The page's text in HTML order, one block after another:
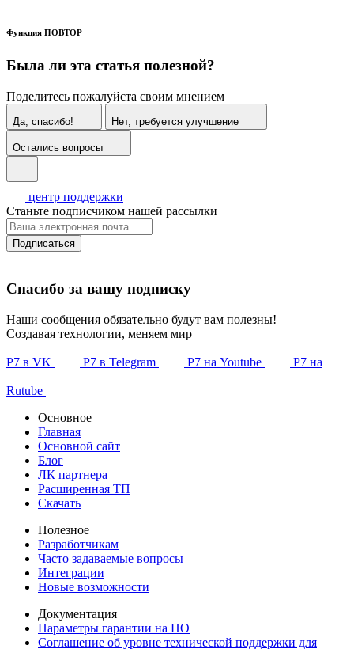
Функция ПОВТОР
Была ли эта статья полезной?
Поделитесь пожалуйста своим мнением
Да, спасибо! Нет, требуется улучшение
Остались вопросы
центр поддержки
Станьте подписчиком нашей рассылки
Подписаться
Спасибо за вашу подписку
Наши сообщения обязательно будут вам полезны!
Создавая технологии, меняем мир
Р7 в VK Р7 в Telegram Р7 на Youtube Р7 на
Rutube
Основное
Главная
Основной сайт
Блог
ЛК партнера
Расширенная ТП
Скачать
Полезное
Разработчикам
Часто задаваемые вопросы
Интеграции
Новые возможности
Документация
Параметры гарантии на ПО
Соглашение об уровне технической поддержки для